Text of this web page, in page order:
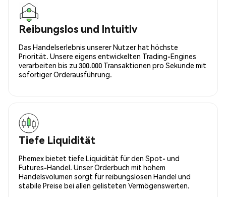
Reibungslos und Intuitiv
Das Handelserlebnis unserer Nutzer hat höchste
Priorität. Unsere eigens entwickelten Trading-Engines
verarbeiten bis zu 300.000 Transaktionen pro Sekunde mit
sofortiger Orderausführung.
Tiefe Liquidität
Phemex bietet tiefe Liquidität für den Spot- und
Futures-Handel. Unser Orderbuch mit hohem
Handelsvolumen sorgt für reibungslosen Handel und
stabile Preise bei allen gelisteten Vermögenswerten.